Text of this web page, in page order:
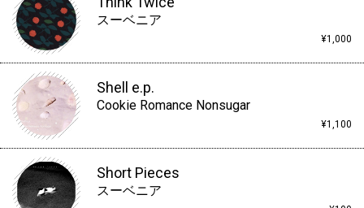
スーベニア
¥1,000
Shell e.p.
Cookie Romance Nonsugar
¥1,100
Short Pieces
スーベニア